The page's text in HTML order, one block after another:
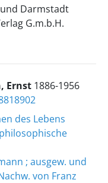
Darmstadt
G.m.b.H.
Ernst1886-1956
des Lebens
; ausgew. und
von Franz